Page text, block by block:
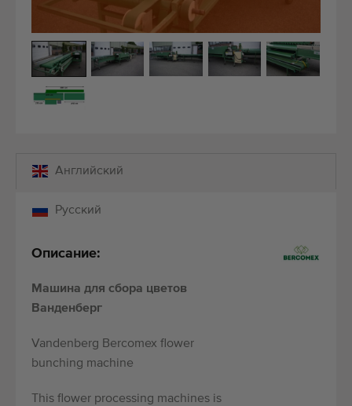
Поставки по всему миру
С 1977 г.
Русский
Английский
Описание:
Машина для сбора цветов
Ванденберг
Vandenberg Bercomex flower
bunching machine
This flower processing machines is